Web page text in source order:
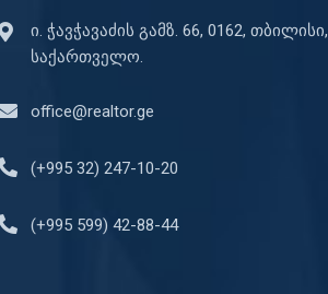
ი. ჭავჭავაძის გამზ. 66, 0162, თბილისი,
საქართველო.
office@realtor.ge
(+995 32) 247-10-20
(+995 599) 42-88-44